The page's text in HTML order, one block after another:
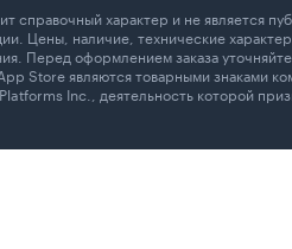
справочный характер и не является
Цены, наличие, технические
Перед оформлением заказа
Store являются товарными знаками
Inc., деятельность которой